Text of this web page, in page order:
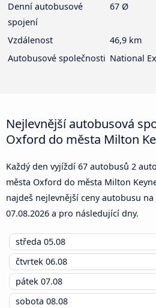
Denní autobusové
spojení
67 Ø
Vzdálenost
46,9 km
Autobusové společnosti National
Nejlevnější autobusová
Oxford do města Milton
Každý den vyjíždí 67 autobusů 2
města Oxford do města Milton
najdeš nejlevnější ceny autobusu
07.08.2026 a pro následující dny.
středa 05.08
čtvrtek 06.08
pátek 07.08
sobota 08.08